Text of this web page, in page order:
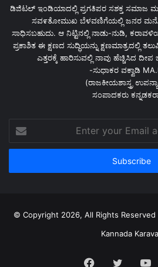
ಡಿಜಿಟಲ್ ಇಂಡಿಯಾದಲ್ಲಿ ಪ್ರಗತಿಪರ ಸಶಕ್ತ ಸಮಾಜ
ಸವ೯ತೋಮುಖ ಬೆಳವಣಿಗೆಯಲ್ಲಿ ಜನರ
ಸಾಧಿಸಬಹುದು. ಆ ನಿಟ್ಟಿನಲ್ಲಿ ನಾಡು-ನುಡಿ,
ಪ್ರಕಾಶಿತ ಈ ಕ್ಷಣದ ಸುದ್ಧಿಯನ್ನು ಕ್ಷಣಮಾತ್ರದಲ್ಲಿ
ಎತ್ತರಕ್ಕೆ ಹಾರಿಸುವಲ್ಲಿ ನಾವು ಹೆಚ್ಚಿಸಿದ
-ಸುಧಾಕರ ವಕ್ವಾಡಿ
(ರಾಜಕೀಯಶಾಸ್ತ್ರ
ಸಂಪಾದಕರು
your
Email
© Copyright 2026, All Rights
Kannada
Facebook
Twitter